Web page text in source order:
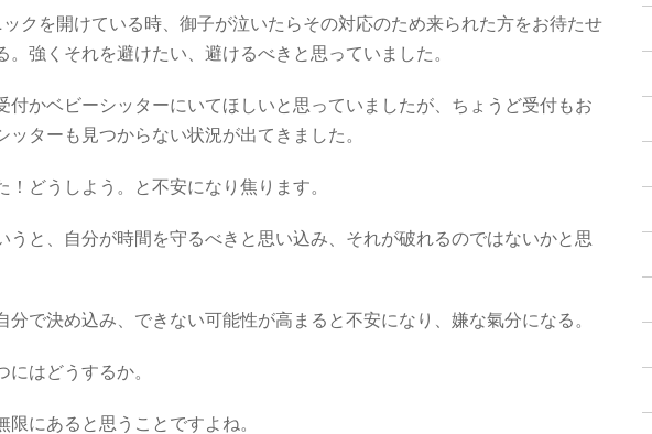
クを開けている時、御子が泣いたらその対応のため来られた方をお待たせ
。強くそれを避けたい、避けるべきと思っていました。
付かベビーシッターにいてほしいと思っていましたが、ちょうど受付もお
ッターも見つからない状況が出てきました。
！どうしよう。と不安になり焦ります。
うと、自分が時間を守るべきと思い込み、それが破れるのではないかと思
分で決め込み、できない可能性が高まると不安になり、嫌な氣分になる。
にはどうするか。
限にあると思うことですよね。